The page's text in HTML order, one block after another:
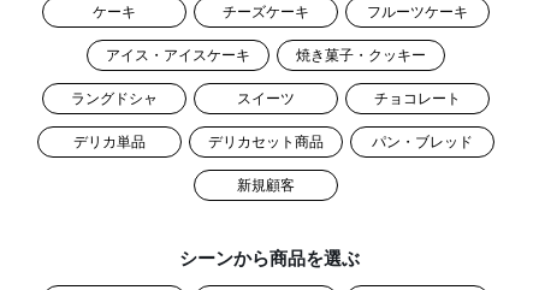
ケーキ チーズケーキ フルーツケーキ
アイス・アイスケーキ 焼き菓子・クッキー
ラングドシャ スイーツ チョコレート
デリカ単品 デリカセット商品 パン・ブレッド
新規顧客
シーンから商品を選ぶ